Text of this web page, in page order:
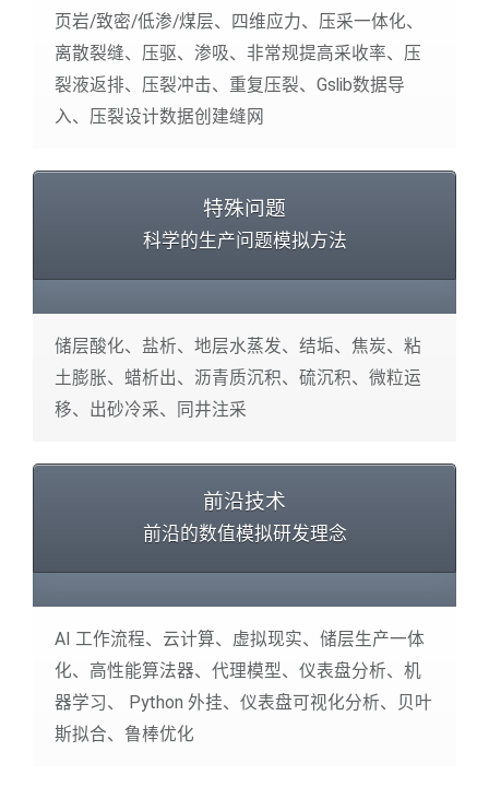
页岩/致密/低渗/煤层、四维应力、压采一体化、
离散裂缝、压驱、渗吸、非常规提高采收率、压
裂液返排、压裂冲击、重复压裂、Gslib数据导
入、压裂设计数据创建缝网
特殊问题
科学的生产问题模拟方法
储层酸化、盐析、地层水蒸发、结垢、焦炭、粘
土膨胀、蜡析出、沥青质沉积、硫沉积、微粒运
移、出砂冷采、同井注采
前沿技术
前沿的数值模拟研发理念
AI 工作流程、云计算、虚拟现实、储层生产一体
化、高性能算法器、代理模型、仪表盘分析、机
器学习、 Python 外挂、仪表盘可视化分析、贝叶
斯拟合、鲁棒优化